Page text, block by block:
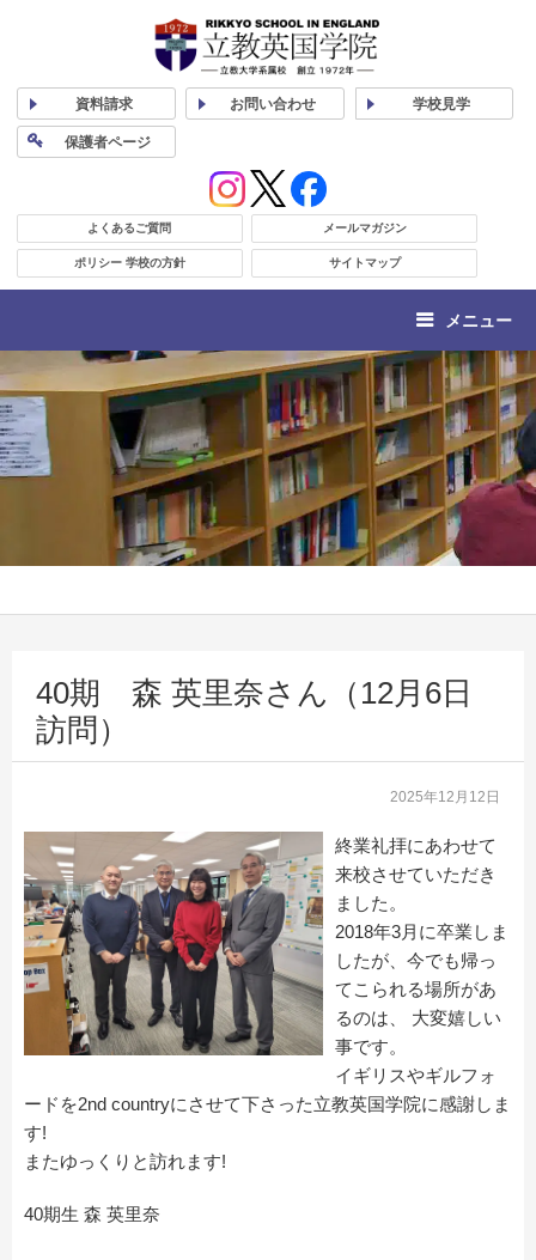
資料請求 お問い合わせ 学校見学
保護者ページ
よくあるご質問 メールマガジン
ポリシー 学校の方針 サイトマップ
メニュー
40期 森 英里奈さん（12月6日
訪問）
2025年12月12日
終業礼拝にあわせて
来校させていただき
ました。
2018年3月に卒業しま
したが、今でも帰っ
てこられる場所があ
るのは、 大変嬉しい
事です。
イギリスやギルフォ
ードを2nd countryにさせて下さった立教英国学院に感謝しま
す!
またゆっくりと訪れます!
40期生 森 英里奈